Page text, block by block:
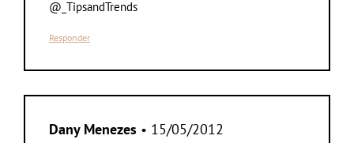
@_TipsandTrends
Responder
Dany Menezes • 15/05/2012